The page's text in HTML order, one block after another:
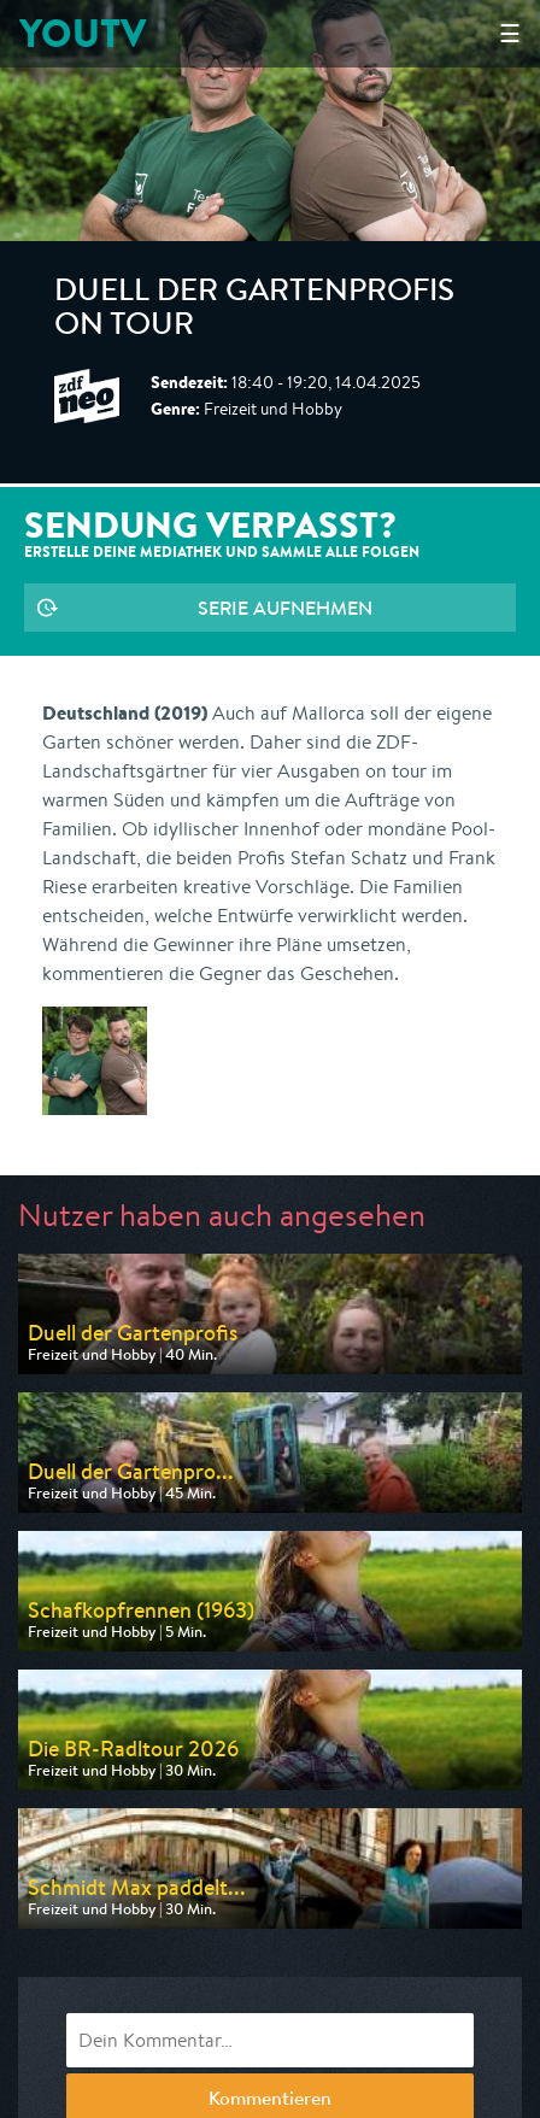
☰
YOUTV
DUELL DER GARTENPROFIS
ON TOUR
Sendezeit: 18:40 - 19:20, 14.04.2025
Genre: Freizeit und Hobby
SENDUNG VERPASST?
ERSTELLE DEINE MEDIATHEK UND SAMMLE ALLE FOLGEN
SERIE AUFNEHMEN
Deutschland (2019)Auch auf Mallorca soll der eigene
Garten schöner werden. Daher sind die ZDF-
Landschaftsgärtner für vier Ausgaben on tour im
warmen Süden und kämpfen um die Aufträge von
Familien. Ob idyllischer Innenhof oder mondäne Pool-
Landschaft, die beiden Profis Stefan Schatz und Frank
Riese erarbeiten kreative Vorschläge. Die Familien
entscheiden, welche Entwürfe verwirklicht werden.
Während die Gewinner ihre Pläne umsetzen,
kommentieren die Gegner das Geschehen.
Nutzer haben auch angesehen
Duell der Gartenprofis
Freizeit und Hobby | 40 Min.
Ausgestrahlt von ZDF
am 09.08.2026, 14:45
Duell der Gartenpro...
Freizeit und Hobby | 45 Min.
Ausgestrahlt von ZDF neo
am 10.08.2026, 09:40
Schafkopfrennen (1963)
Freizeit und Hobby | 5 Min.
Ausgestrahlt von ARD alpha
am 11.08.2026, 12:55
Die BR-Radltour 2026
Freizeit und Hobby | 30 Min.
Ausgestrahlt von BR
am 23.08.2026, 16:15
Schmidt Max paddelt...
Freizeit und Hobby | 30 Min.
Ausgestrahlt von BR
Kommentieren